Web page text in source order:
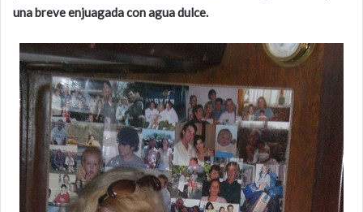
una breve enjuagada con agua dulce.